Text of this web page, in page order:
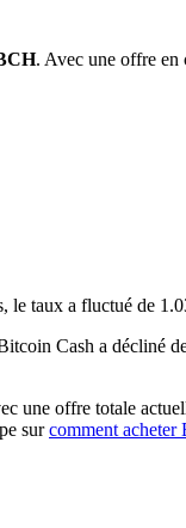
. Avec une offre
le taux a fluctué de
Cash a décliné
une offre totale
surcomment